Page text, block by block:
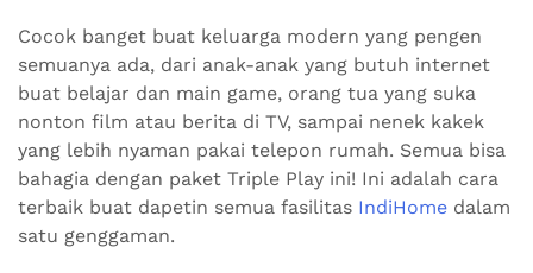
Cocok banget buat keluarga modern yang pengen
semuanya ada, dari anak-anak yang butuh internet
buat belajar dan main game, orang tua yang suka
nonton film atau berita di TV, sampai nenek kakek
yang lebih nyaman pakai telepon rumah. Semua bisa
bahagia dengan paket Triple Play ini! Ini adalah cara
terbaik buat dapetin semua fasilitas IndiHome dalam
satu genggaman.